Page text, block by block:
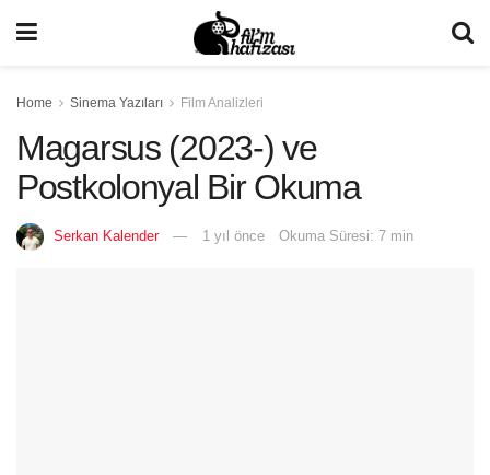
Home Sinema Yazıları Film Analizleri
Magarsus (2023-) ve
Postkolonyal Bir Okuma
Serkan Kalender 1 yıl önce Okuma Süresi: 7 min